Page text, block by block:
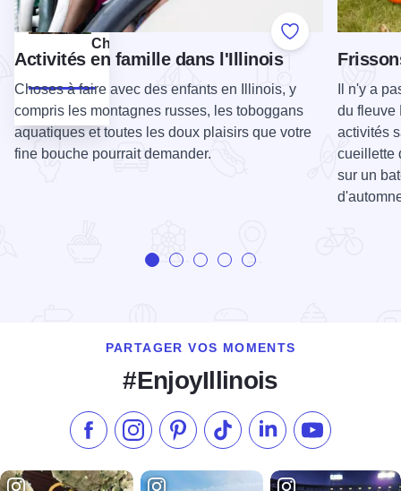
Dogs
Chicago
Add to Favorites
Activités en famille dans l'Illinois
Choses à faire avec des enfants en Illinois, y
compris les montagnes russes, les toboggans
aquatiques et toutes les doux plaisirs que votre
fine bouche pourrait demander.
Il n'y a
du fleuve
activités
cueillette
sur un
PARTAGER VOS MOMENTS
#EnjoyIllinois
Aimez-nous sur Facebook
Suivez-nous sur Instagram
Consultez notre Pinterest
Suivez-nous sur TikTok
Suivez-nous sur
S'abonner à